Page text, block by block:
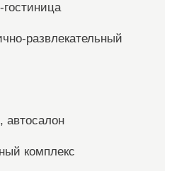
развлекательный
автосалон
комплекс